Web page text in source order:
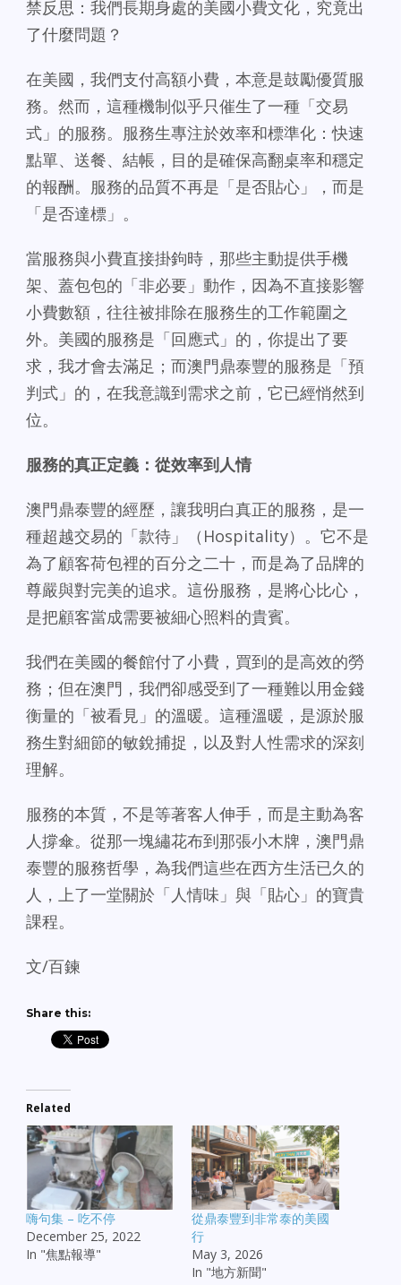
禁反思：我們長期身處的美國小費文化，究竟出
了什麼問題？
在美國，我們支付高額小費，本意是鼓勵優質服
務。然而，這種機制似乎只催生了一種「交易
式」的服務。服務生專注於效率和標準化：快速
點單、送餐、結帳，目的是確保高翻桌率和穩定
的報酬。服務的品質不再是「是否貼心」，而是
「是否達標」。
當服務與小費直接掛鉤時，那些主動提供手機
架、蓋包包的「非必要」動作，因為不直接影響
小費數額，往往被排除在服務生的工作範圍之
外。美國的服務是「回應式」的，你提出了要
求，我才會去滿足；而澳門鼎泰豐的服務是「預
判式」的，在我意識到需求之前，它已經悄然到
位。
服務的真正定義：從效率到人情
澳門鼎泰豐的經歷，讓我明白真正的服務，是一
種超越交易的「款待」（Hospitality）。它不是
為了顧客荷包裡的百分之二十，而是為了品牌的
尊嚴與對完美的追求。這份服務，是將心比心，
是把顧客當成需要被細心照料的貴賓。
我們在美國的餐館付了小費，買到的是高效的勞
務；但在澳門，我們卻感受到了一種難以用金錢
衡量的「被看見」的溫暖。這種溫暖，是源於服
務生對細節的敏銳捕捉，以及對人性需求的深刻
理解。
服務的本質，不是等著客人伸手，而是主動為客
人撐傘。從那一塊繡花布到那張小木牌，澳門鼎
泰豐的服務哲學，為我們這些在西方生活已久的
人，上了一堂關於「人情味」與「貼心」的寶貴
課程。
文/百鍊
Share this:
Related
嗨句集 – 吃不停
December 25, 2022
In "焦點報導"
從鼎泰豐到非常泰的美國
行
May 3, 2026
In "地方新聞"